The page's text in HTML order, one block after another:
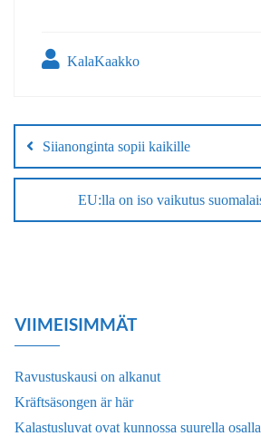
KalaKaakko
selaus
Siianonginta sopii kaikille
EU:lla on iso vaikutus
VIIMEISIMMÄT
Ravustuskausi on alkanut
Kräftsäsongen är här
Kalastusluvat ovat kunnossa suurella